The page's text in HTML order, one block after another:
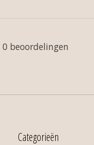
0 beoordelingen
Categorieën